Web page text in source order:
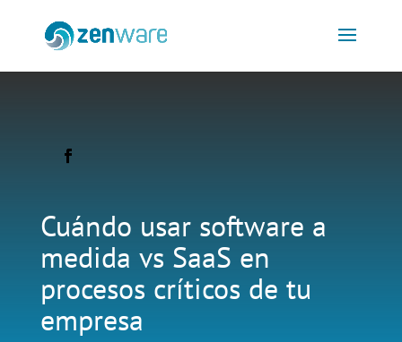
Cuándo usar software a
medida vs SaaS en
procesos críticos de tu
empresa